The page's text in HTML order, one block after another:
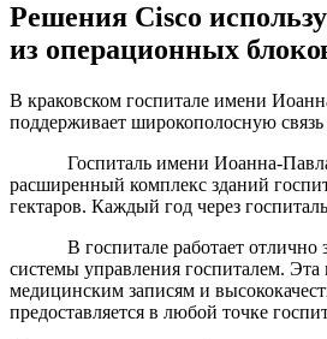
Решения Cisco
из операционных
В краковском госпитале имени
поддерживает широкополосную связь
Госпиталь имени Иоанна-Павла II
расширенный комплекс зданий
гектаров. Каждый год через
В госпитале работает отлично
системы управления госпиталем.
медицинским записям и
предоставляется в любой точке